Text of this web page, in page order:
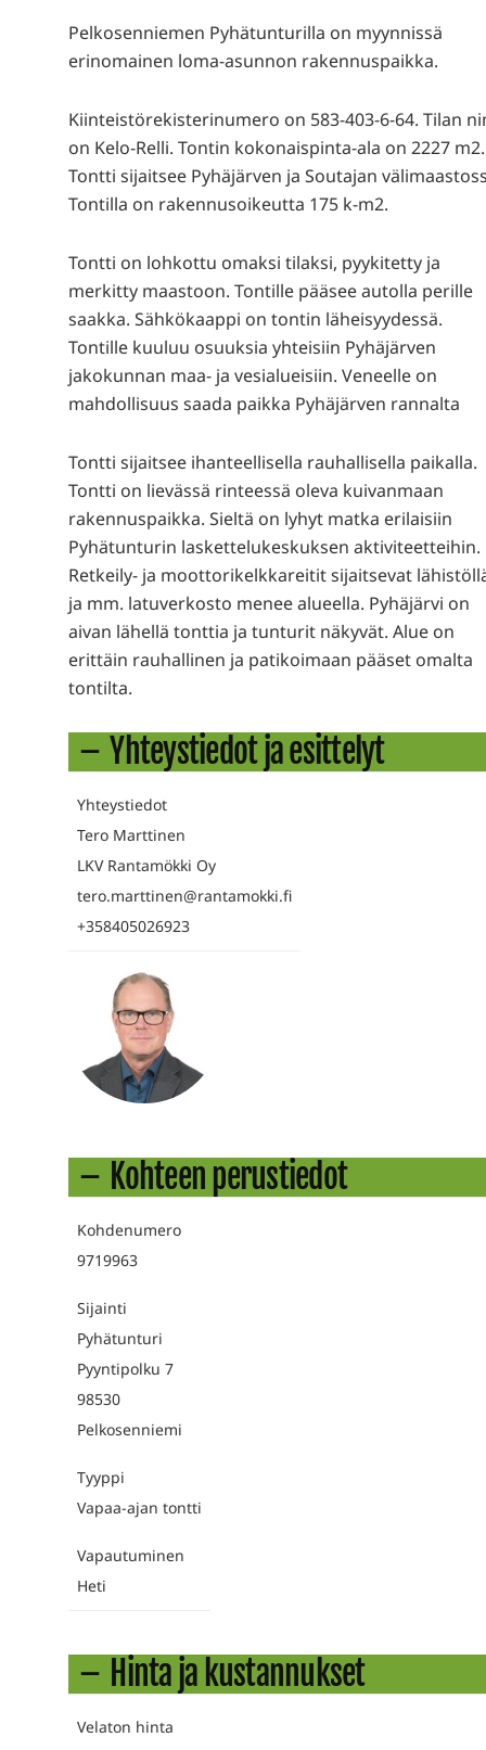
Pelkosenniemen Pyhätunturilla on myynnissä
erinomainen loma-asunnon rakennuspaikka.
Kiinteistörekisterinumero on 583-403-6-64. Tilan
on Kelo-Relli. Tontin kokonaispinta-ala on 2227 m2.
Tontti sijaitsee Pyhäjärven ja Soutajan
Tontilla on rakennusoikeutta 175 k-m2.
Tontti on lohkottu omaksi tilaksi, pyykitetty ja
merkitty maastoon. Tontille pääsee autolla perille
saakka. Sähkökaappi on tontin läheisyydessä.
Tontille kuuluu osuuksia yhteisiin Pyhäjärven
jakokunnan maa- ja vesialueisiin. Veneelle on
mahdollisuus saada paikka Pyhäjärven rannalta
Tontti sijaitsee ihanteellisella rauhallisella paikalla.
Tontti on lievässä rinteessä oleva kuivanmaan
rakennuspaikka. Sieltä on lyhyt matka erilaisiin
Pyhätunturin laskettelukeskuksen aktiviteetteihin.
Retkeily- ja moottorikelkkareitit sijaitsevat
ja mm. latuverkosto menee alueella. Pyhäjärvi on
aivan lähellä tonttia ja tunturit näkyvät. Alue on
erittäin rauhallinen ja patikoimaan pääset omalta
tontilta.
Yhteystiedot ja esittelyt
Yhteystiedot
Tero Marttinen
LKV Rantamökki Oy
tero.marttinen@rantamokki.fi
+358405026923
Kohteen perustiedot
Kohdenumero
9719963
Sijainti
Pyhätunturi
Pyyntipolku 7
98530
Pelkosenniemi
Tyyppi
Vapaa-ajan tontti
Vapautuminen
Heti
Hinta ja kustannukset
Velaton hinta